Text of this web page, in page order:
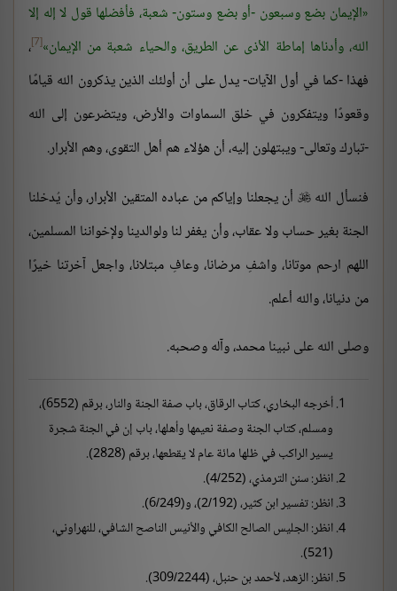
الإيمان بضع وسبعون -أو بضع وستون- شعبة، فأفضلها قول لا إله إلا
الله، وأدناها إماطة الأذى عن الطريق، والحياء شعبة من الإيمان [7] ،
فهذا -كما في أول الآيات- يدل على أن أولئك الذين يذكرون الله قيامًا
وقعودًا ويتفكرون في خلق السماوات والأرض، ويتضرعون إلى الله
-تبارك وتعالى- ويبتهلون إليه، أن هؤلاء هم أهل التقوى، وهم الأبرار.
فنسأل الله أن يجعلنا وإياكم من عباده المتقين الأبرار، وأن يُدخلنا
الجنة بغير حساب ولا عقاب، وأن يغفر لنا ولوالدينا ولإخواننا المسلمين،
اللهم ارحم موتانا، واشفِ مرضانا، وعافِ مبتلانا، واجعل آخرتنا خيرًا
من دنيانا، والله أعلم.
وصلى الله على نبينا محمد، وآله وصحبه.
أخرجه البخاري، كتاب الرقاق، باب صفة الجنة والنار، برقم (6552)،
ومسلم، كتاب الجنة وصفة نعيمها وأهلها، باب إن في الجنة شجرة
يسير الراكب في ظلها مائة عام لا يقطعها، برقم (2828).
انظر: سنن الترمذي، (4/252).
انظر: تفسير ابن كثير، (2/192)، و(6/249).
انظر: الجليس الصالح الكافي والأنيس الناصح الشافي، للنهراوني،
(521).
انظر: الزهد، لأحمد بن حنبل، (309/2244).